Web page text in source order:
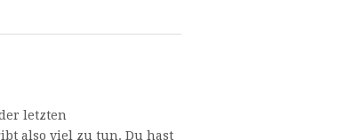
letzten
also viel zu tun. Du hast